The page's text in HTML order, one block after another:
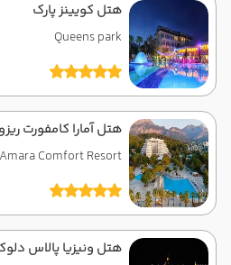
هتل کویینز پارک
Queens park
هتل آمارا کامفورت
Amara Comfort Resort
هتل ونیزیا پالاس